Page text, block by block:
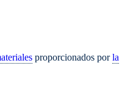
proporcionados porla